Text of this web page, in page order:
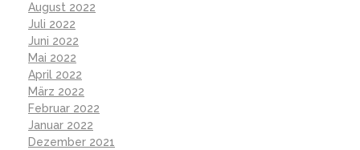
August 2022
Juli 2022
Juni 2022
Mai 2022
April 2022
März 2022
Februar 2022
Januar 2022
Dezember 2021